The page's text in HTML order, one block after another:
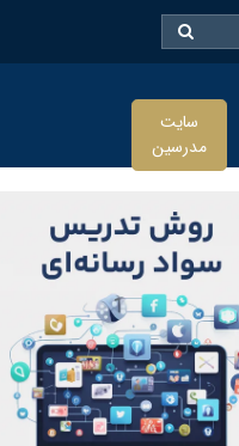
سایت
مدرسین